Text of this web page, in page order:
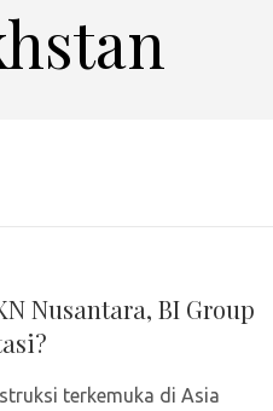
Nusantara, BI Group
terkemuka di Asia